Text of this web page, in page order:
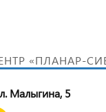
«ПЛАНАР-
Малыгина, 5